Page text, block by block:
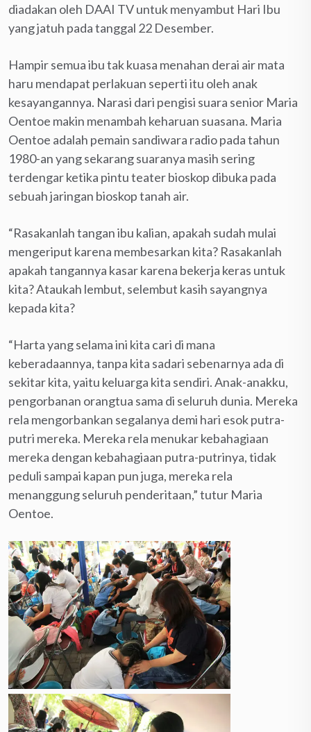
diadakan oleh DAAI TV untuk menyambut Hari Ibu
yang jatuh pada tanggal 22 Desember.
Hampir semua ibu tak kuasa menahan derai air mata
haru mendapat perlakuan seperti itu oleh anak
kesayangannya. Narasi dari pengisi suara senior Maria
Oentoe makin menambah keharuan suasana. Maria
Oentoe adalah pemain sandiwara radio pada tahun
1980-an yang sekarang suaranya masih sering
terdengar ketika pintu teater bioskop dibuka pada
sebuah jaringan bioskop tanah air.
“Rasakanlah tangan ibu kalian, apakah sudah mulai
mengeriput karena membesarkan kita? Rasakanlah
apakah tangannya kasar karena bekerja keras untuk
kita? Ataukah lembut, selembut kasih sayangnya
kepada kita?
“Harta yang selama ini kita cari di mana
keberadaannya, tanpa kita sadari sebenarnya ada di
sekitar kita, yaitu keluarga kita sendiri. Anak-anakku,
pengorbanan orangtua sama di seluruh dunia. Mereka
rela mengorbankan segalanya demi hari esok putra-
putri mereka. Mereka rela menukar kebahagiaan
mereka dengan kebahagiaan putra-putrinya, tidak
peduli sampai kapan pun juga, mereka rela
menanggung seluruh penderitaan,” tutur Maria
Oentoe.